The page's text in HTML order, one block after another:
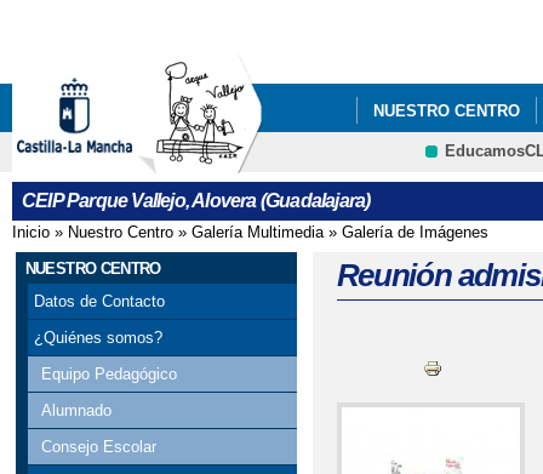
NUESTRO CENTRO
COMEDOR ESCOLAR
CEIP Parque Vallejo, Alovera (Guadalajara)
Se encuentra usted aquí
Inicio » Nuestro Centro » Galería Multimedia» Galería de Imágenes
NUESTRO CENTRO
Datos de Contacto
¿Quiénes somos?
Equipo Pedagógico
Alumnado
Consejo Escolar
Reunión